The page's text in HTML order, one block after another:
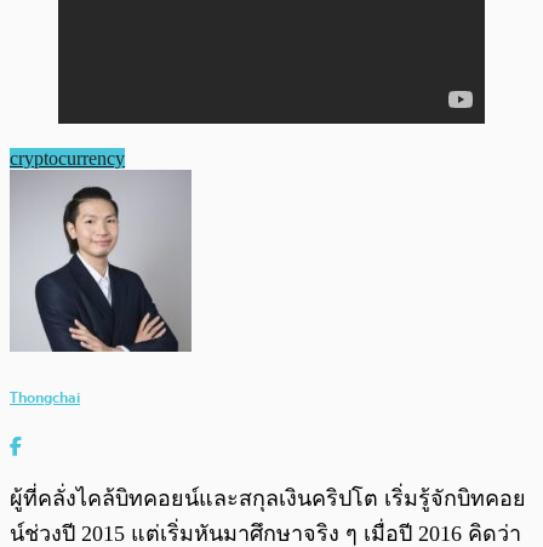
cryptocurrency
Thongchai
ผู้ที่คลั่งไคล้บิทคอยน์และสกุลเงินคริปโต เริ่มรู้จักบิทคอย
น์ช่วงปี 2015 แต่เริ่มหันมาศึกษาจริง ๆ เมื่อปี 2016 คิดว่า